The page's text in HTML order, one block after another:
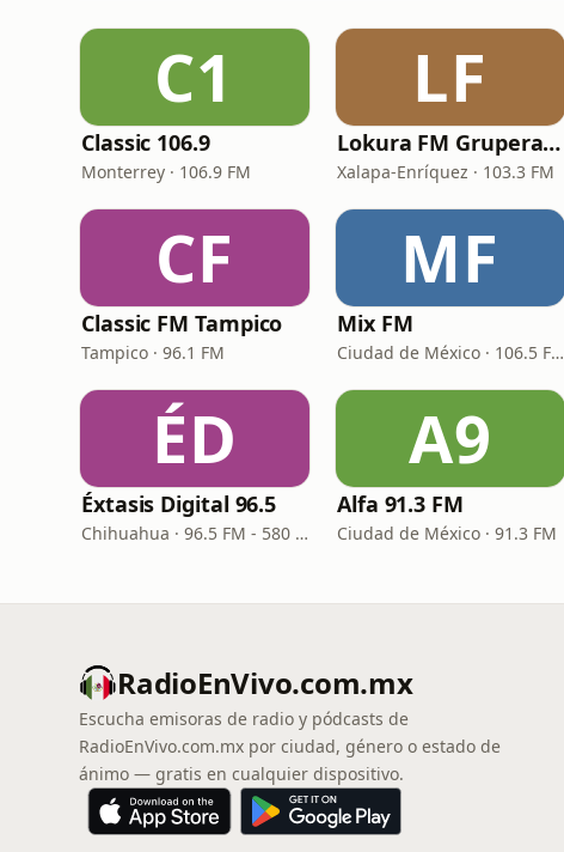
C1
Classic 106.9
Monterrey · 106.9 FM
LF
Lokura FM Grupera Xalapa
Xalapa-Enríquez · 103.3 FM
CF
Classic FM Tampico
Tampico · 96.1 FM
MF
Mix FM
Ciudad de México · 106.5 FM
ÉD
Éxtasis Digital 96.5
Chihuahua · 96.5 FM - 580 AM
A9
Alfa 91.3 FM
Ciudad de México · 91.3 FM
RadioEnVivo.com.mx
Escucha emisoras de radio y pódcasts de
RadioEnVivo.com.mx por ciudad, género o estado de
ánimo — gratis en cualquier dispositivo.